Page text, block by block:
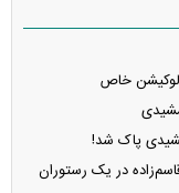
خاص
پاک شد!
در یک رستوران